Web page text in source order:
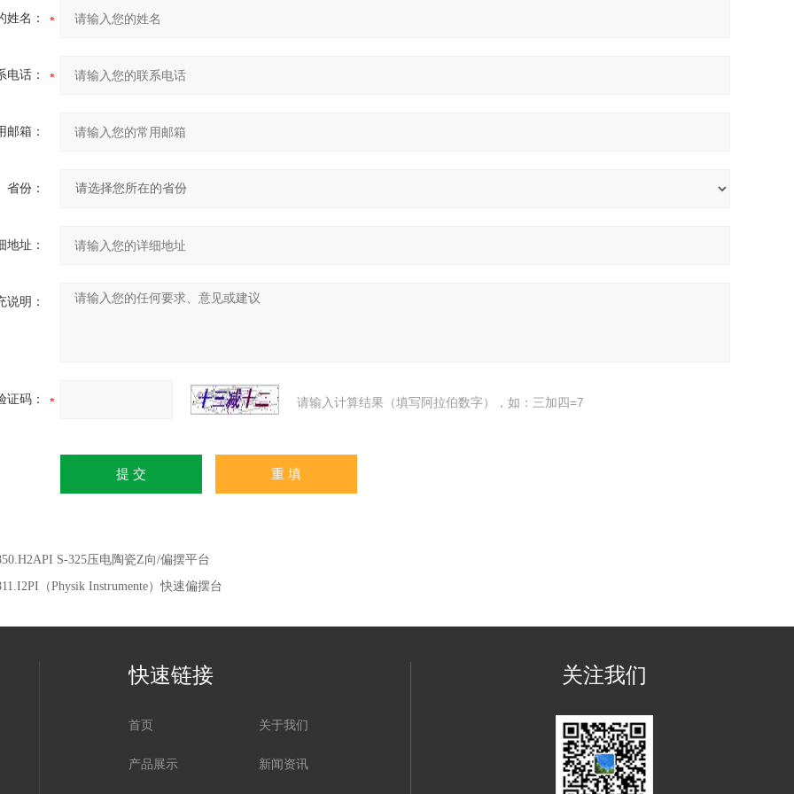
姓名：
电话：
邮箱：
省份：
地址：
说明：
证码： 请输入计算结果（填写阿拉伯数字），如：三加四=7
S-325压电陶瓷Z向/偏摆平台
（Physik Instrumente）快速偏摆台
快速链接
首页 关于我们
产品展示 新闻资讯
关注我们